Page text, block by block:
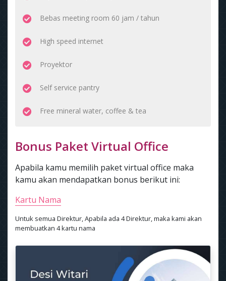
Bebas meeting room 60 jam / tahun
High speed internet
Proyektor
Self service pantry
Free mineral water, coffee & tea
Bonus Paket Virtual Office
Apabila kamu memilih paket virtual office maka
kamu akan mendapatkan bonus berikut ini:
Kartu Nama
Untuk semua Direktur, Apabila ada 4 Direktur, maka kami akan
membuatkan 4 kartu nama